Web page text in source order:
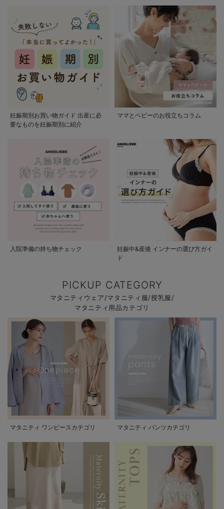
妊娠期別お買い物ガイド 出産に必
要なものを妊娠期別に紹介
ママとベビーのお役立ちコラム
入院準備の持ち物チェック
妊娠中&産後 インナーの選び方ガイ
ド
PICKUP CATEGORY
マタニティウェア/マタニティ服/授乳服/
マタニティ用品カテゴリ
マタニティ ワンピースカテゴリ マタニティ パンツカテゴリ